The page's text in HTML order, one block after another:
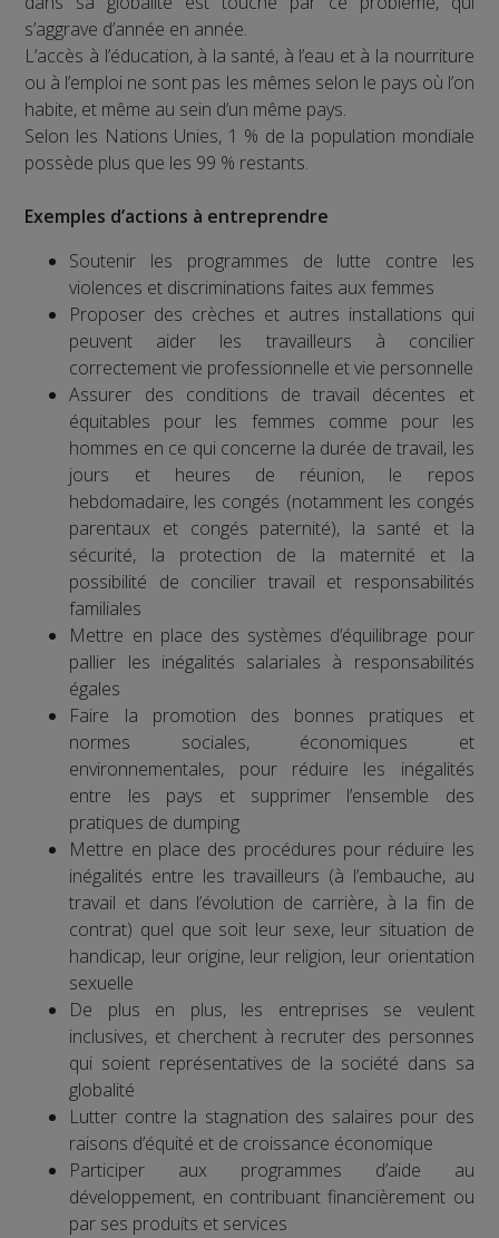
s’aggrave d’année en année.
L’accès à l’éducation, à la santé, à l’eau et à la nourriture
ou à l’emploi ne sont pas les mêmes selon le pays où l’on
habite, et même au sein d’un même pays.
Selon les Nations Unies, 1 % de la population mondiale
possède plus que les 99 % restants.
Exemples d’actions à entreprendre
Soutenir les programmes de lutte contre les
violences et discriminations faites aux femmes
Proposer des crèches et autres installations qui
peuvent aider les travailleurs à concilier
correctement vie professionnelle et vie personnelle
Assurer des conditions de travail décentes et
équitables pour les femmes comme pour les
hommes en ce qui concerne la durée de travail, les
jours et heures de réunion, le repos
hebdomadaire, les congés (notamment les congés
parentaux et congés paternité), la santé et la
sécurité, la protection de la maternité et la
possibilité de concilier travail et responsabilités
familiales
Mettre en place des systèmes d’équilibrage pour
pallier les inégalités salariales à responsabilités
égales
Faire la promotion des bonnes pratiques et
normes sociales, économiques et
environnementales, pour réduire les inégalités
entre les pays et supprimer l’ensemble des
pratiques de dumping
Mettre en place des procédures pour réduire les
inégalités entre les travailleurs (à l’embauche, au
travail et dans l’évolution de carrière, à la fin de
contrat) quel que soit leur sexe, leur situation de
handicap, leur origine, leur religion, leur orientation
sexuelle
De plus en plus, les entreprises se veulent
inclusives, et cherchent à recruter des personnes
qui soient représentatives de la société dans sa
globalité
Lutter contre la stagnation des salaires pour des
raisons d’équité et de croissance économique
Participer aux programmes d’aide au
développement, en contribuant financièrement ou
par ses produits et services